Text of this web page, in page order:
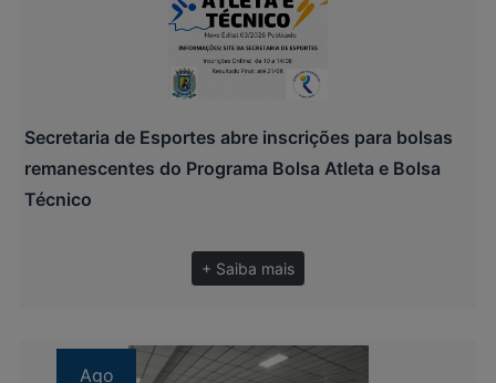
Secretaria de Esportes abre inscrições para bolsas
remanescentes do Programa Bolsa Atleta e Bolsa
Técnico
+ Saiba mais
Ago